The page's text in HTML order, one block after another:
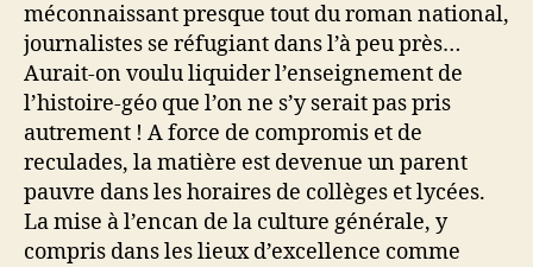
méconnaissant presque tout du roman national,
journalistes se réfugiant dans l’à peu près…
Aurait-on voulu liquider l’enseignement de
l’histoire-géo que l’on ne s’y serait pas pris
autrement ! A force de compromis et de
reculades, la matière est devenue un parent
pauvre dans les horaires de collèges et lycées.
La mise à l’encan de la culture générale, y
compris dans les lieux d’excellence comme